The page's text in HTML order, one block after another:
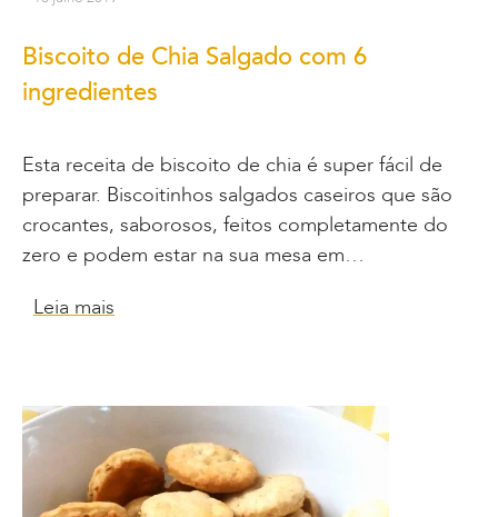
Biscoito de Chia Salgado com 6
ingredientes
Esta receita de biscoito de chia é super fácil de
preparar. Biscoitinhos salgados caseiros que são
crocantes, saborosos, feitos completamente do
zero e podem estar na sua mesa em…
Leia mais